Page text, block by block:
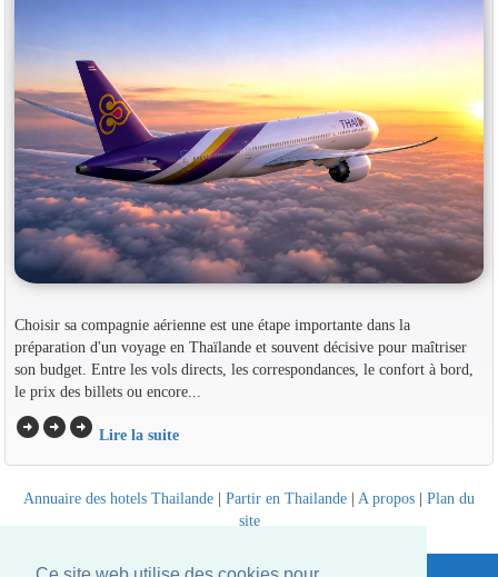
Choisir sa compagnie aérienne est une étape importante dans la
préparation d'un voyage en Thaïlande et souvent décisive pour maîtriser
son budget. Entre les vols directs, les correspondances, le confort à bord,
le prix des billets ou encore...
arrow_circle_rightarrow_circle_rightarrow_circle_right Lire la suite
Annuaire des hotels Thailande | Partir en Thailande | A propos | Plan du
site